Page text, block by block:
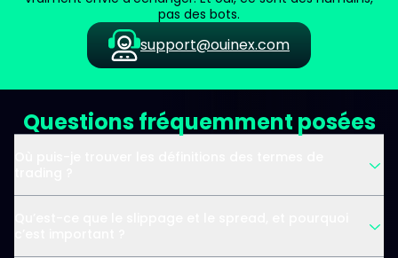
pas des bots.
support@ouinex.com
Questions fréquemment posées